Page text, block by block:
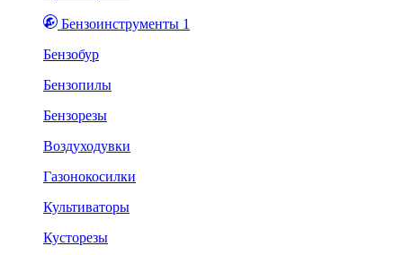
Бензоинструменты 1
Бензобур
Бензопилы
Бензорезы
Воздуходувки
Газонокосилки
Культиваторы
Кусторезы